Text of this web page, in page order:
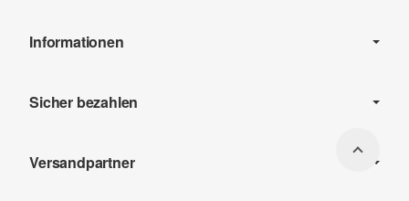
Informationen
Sicher bezahlen
Versandpartner